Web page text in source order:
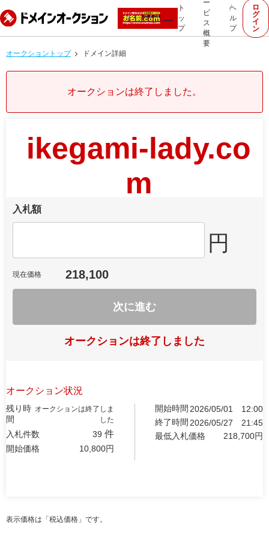
ト
ッ
プ
ー
ビ
ス
概
要
ヘ
ル
プ
ロ
グ
イ
ン
オークショントップ ドメイン詳細
オークションは終了しました。
ikegami-lady.co
m
入札額
円
現在価格 218,100
次に進む
オークションは終了しました
オークション状況
残り時
間
オークションは終了しま
した
入札件数 39 件
開始価格 10,800円
開始時間 2026/05/01
12:00
終了時間 2026/05/27
21:45
最低入札価格
218,700円
表示価格は「税込価格」です。